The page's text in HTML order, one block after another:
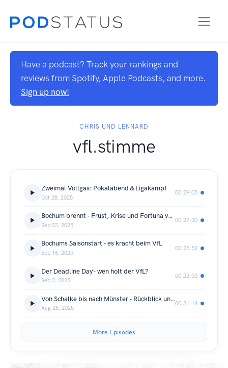
Have a podcast? Track your rankings and
reviews from Spotify, Apple Podcasts, and more.
Sign up now!
CHRIS UND LENNARD
vfl.stimme
Zweimal Vollgas: Pokalabend & Ligakampf
Oct 28, 2025
00:29:05
Bochum brennt - Frust, Krise und Fortuna vor der Brust
Sep 23, 2025
00:27:30
Bochums Saisonstart - es kracht beim VfL
Sep 16, 2025
00:25:52
Der Deadline Day- wen holt der VfL?
Sep 2, 2025
00:22:53
Von Schalke bis nach Münster - Rückblick und Vorschau
Aug 26, 2025
00:31:14
More Episodes